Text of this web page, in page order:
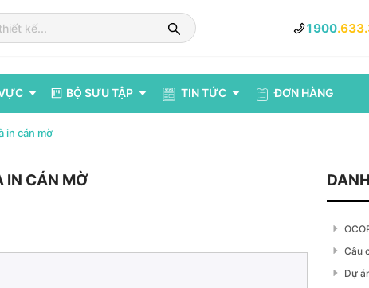
1900
BỘ SƯU TẬP TIN TỨC ĐƠN HÀNG
in cán mờ
IN CÁN MỜ
Câu
Dự